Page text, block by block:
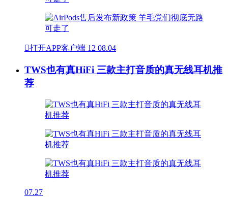
打开APP客户端 12 08.04
TWS也有真HiFi 三款主打音质的真无线耳机推
荐
07.27